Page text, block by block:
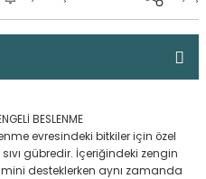
BESLENME
evresindeki bitkiler için özel
gübredir. İçeriğindeki zengin
desteklerken aynı zamanda